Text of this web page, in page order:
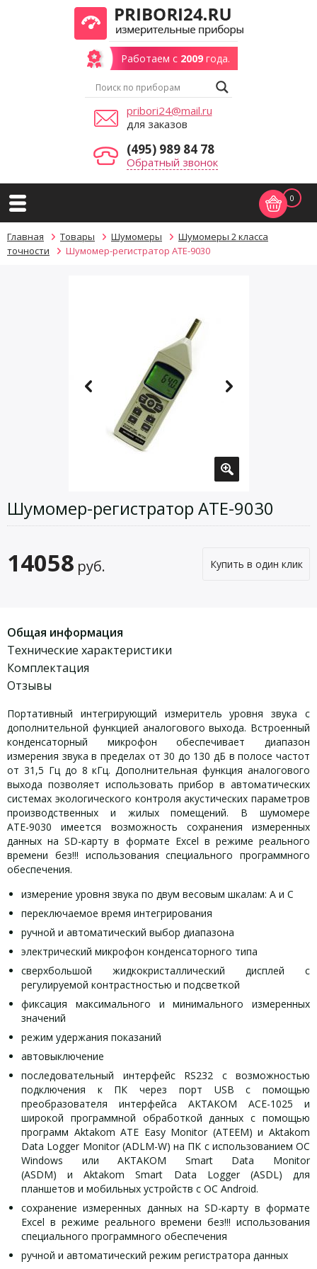
Работаем с 2009года.
pribori24@mail.ru
для заказов
(495) 989 84 78
Обратный звонок
0
Главная Товары Шумомеры
Шумомеры 2 класса
точности
Шумомер-регистратор АТЕ-9030
Шумомер-регистратор АТЕ-9030
14058 руб. Купить в один клик
Общая информация
Технические характеристики
Комплектация
Отзывы
Портативный интегрирующий измеритель уровня звука с
дополнительной функцией аналогового выхода. Встроенный
конденсаторный микрофон обеспечивает диапазон
измерения звука в пределах от 30 до 130 дБ в полосе частот
от 31,5 Гц до 8 кГц. Дополнительная функция аналогового
выхода позволяет использовать прибор в автоматических
системах экологического контроля акустических параметров
производственных и жилых помещений. В шумомере
АТЕ-9030 имеется возможность сохранения измеренных
данных на SD-карту в формате Excel в режиме реального
времени без!!! использования специального программного
обеспечения.
измерение уровня звука по двум весовым шкалам: A и С
переключаемое время интегрирования
ручной и автоматический выбор диапазона
электрический микрофон конденсаторного типа
сверхбольшой жидкокристаллический дисплей с
регулируемой контрастностью и подсветкой
фиксация максимального и минимального измеренных
значений
режим удержания показаний
автовыключение
последовательный интерфейс RS232 с возможностью
подключения к ПК через порт USB с помощью
преобразователя интерфейса АКТАКОМ АСЕ-1025 и
широкой программной обработкой данных с помощью
программ Aktakom ATE Easy Monitor (ATEEM) и Aktakom
Data Logger Monitor (ADLM-W) на ПК с использованием ОС
Windows или AKTAKOM Smart Data Monitor
(ASDM) и Aktakom Smart Data Logger (ASDL) для
планшетов и мобильных устройств с ОС Android.
сохранение измеренных данных на SD-карту в формате
Excel в режиме реального времени без!!! использования
специального программного обеспечения
ручной и автоматический режим регистратора данных